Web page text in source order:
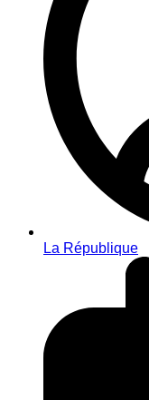
La République